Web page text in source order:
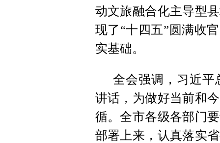
动文旅融合化主导型
现了“十四五”圆满收
实基础。
全会强调，习近平
讲话，为做好当前和
循。全市各级各部门
部署上来，认真落实